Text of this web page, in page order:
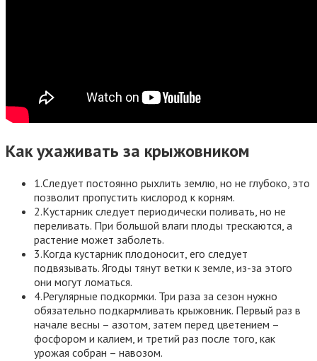
Как ухаживать за крыжовником
1.Следует постоянно рыхлить землю, но не глубоко, это
позволит пропустить кислород к корням.
2.Кустарник следует периодически поливать, но не
переливать. При большой влаги плоды трескаются, а
растение может заболеть.
3.Когда кустарник плодоносит, его следует
подвязывать. Ягоды тянут ветки к земле, из-за этого
они могут ломаться.
4.Регулярные подкормки. Три раза за сезон нужно
обязательно подкармливать крыжовник. Первый раз в
начале весны – азотом, затем перед цветением –
фосфором и калием, и третий раз после того, как
урожая собран – навозом.